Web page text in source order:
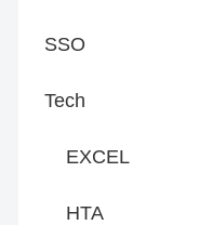
SSO
Tech
EXCEL
HTA